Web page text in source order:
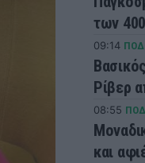
των
09:14
Ρίβερ
08:55
και